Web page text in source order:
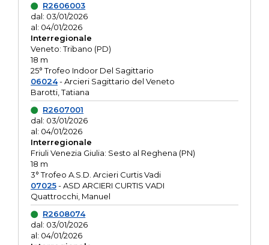
R2606003
dal: 03/01/2026
al: 04/01/2026
Interregionale
Veneto: Tribano (PD)
18 m
25° Trofeo Indoor Del Sagittario
06024- Arcieri Sagittario del Veneto
Barotti, Tatiana
R2607001
dal: 03/01/2026
al: 04/01/2026
Interregionale
Friuli Venezia Giulia: Sesto al Reghena (PN)
18 m
3° Trofeo A.S.D. Arcieri Curtis Vadi
07025- ASD ARCIERI CURTIS VADI
Quattrocchi, Manuel
R2608074
dal: 03/01/2026
al: 04/01/2026